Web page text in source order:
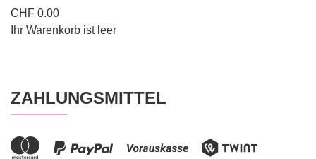
CHF 0.00
Ihr Warenkorb ist leer
ZAHLUNGSMITTEL